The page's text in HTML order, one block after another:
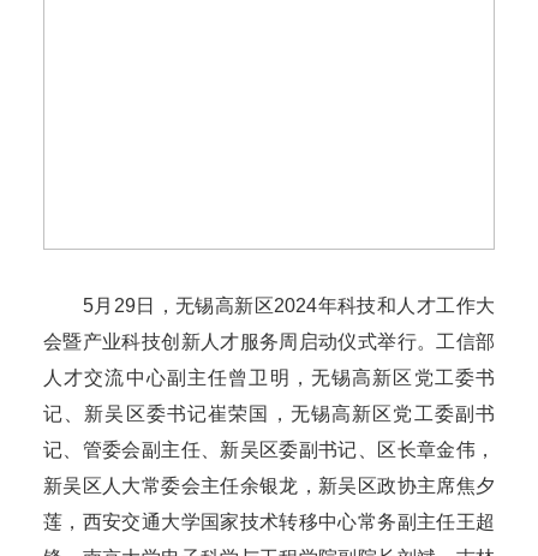
5月29日，无锡高新区2024年科技和人才工作大
会暨产业科技创新人才服务周启动仪式举行。工信部
人才交流中心副主任曾卫明，无锡高新区党工委书
记、新吴区委书记崔荣国，无锡高新区党工委副书
记、管委会副主任、新吴区委副书记、区长章金伟，
新吴区人大常委会主任余银龙，新吴区政协主席焦夕
莲，西安交通大学国家技术转移中心常务副主任王超